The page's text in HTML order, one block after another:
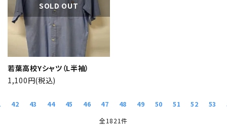
SOLD OUT
若葉高校Yシャツ（L半袖）
1,100円(税込)
42 43 44 45 46 47 48 49 50 51 52 53
全1821件